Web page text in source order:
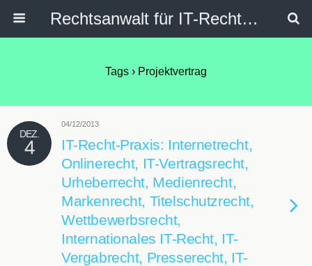
Rechtsanwalt für IT-Recht, Internetrecht, Datenschutz & Social Media
Tags › Projektvertrag
DEZ.
4
04/12/2013
IT-Recht-Praxis: Internetrecht,
Onlinerecht, IT-Vertragsrecht,
Urheberrecht, Medienrecht,
Markenrecht, Titelschutzrecht,
Wettbewerbsrecht,
Internationales IT-Recht, IT-
Vergabrecht, Presserecht, IT-